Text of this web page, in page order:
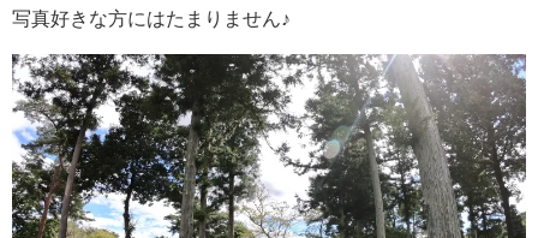
写真好きな方にはたまりません♪